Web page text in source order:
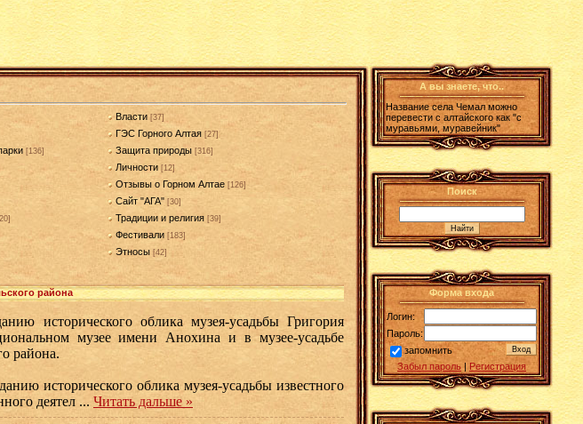
Власти [37]
ГЭС Горного Алтая [27]
[136] Защита природы [316]
Личности [12]
Отзывы о Горном Алтае [126]
Сайт "АГА" [30]
Традиции и религия [39]
Фестивали [183]
Этносы [42]
района
исторического облика музея-усадьбы Григория
музее имени Анохина и в музее-усадьбе
района.
исторического облика музея-усадьбы известного
деятел ... Читать дальше »
А вы знаете, что..
Название села Чемал можно
перевести с алтайского как "с
муравьями, муравейник"
Поиск
Форма входа
Логин:
Пароль:
запомнить
Забыл пароль | Регистрация